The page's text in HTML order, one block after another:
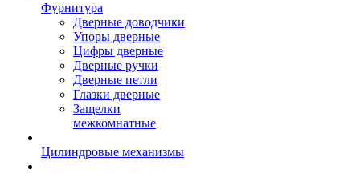
Фурнитура
Дверные доводчики
Упоры дверные
Цифры дверные
Дверные ручки
Дверные петли
Глазки дверные
Защелки
межкомнатные
Цилиндровые механизмы